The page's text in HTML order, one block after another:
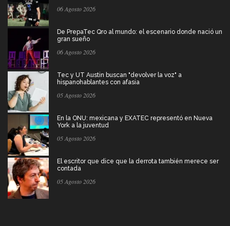
06 Agosto 2026
De PrepaTec Qro al mundo: el escenario donde nació un
gran sueño
06 Agosto 2026
Tec y UT Austin buscan "devolver la voz" a
hispanohablantes con afasia
05 Agosto 2026
En la ONU: mexicana y EXATEC representó en Nueva
York a la juventud
05 Agosto 2026
El escritor que dice que la derrota también merece ser
contada
05 Agosto 2026